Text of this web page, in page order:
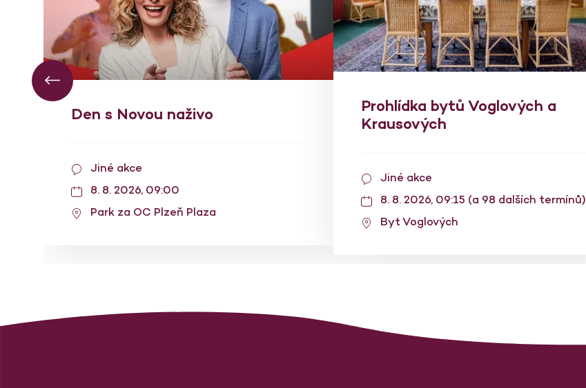
Den s Novou naživo
Jiné akce
8. 8. 2026, 09:00
Park za OC Plzeň Plaza
Prohlídka bytů Voglových a
Krausových
Jiné akce
8. 8. 2026, 09:15 (a 98 dalších termínů)
Byt Voglových